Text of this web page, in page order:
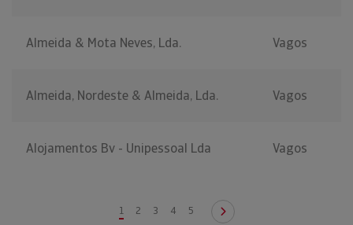
Almeida & Mota Neves, Lda. Vagos
Almeida, Nordeste & Almeida, Lda. Vagos
Alojamentos Bv - Unipessoal Lda Vagos
1 2 3 4 5